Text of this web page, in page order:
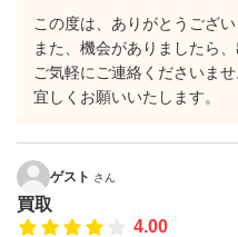
この度は、ありがとうござい
また、機会がありましたら
ご気軽にご連絡くださいませ
宜しくお願いいたします。
ゲスト さん
買取
4.00